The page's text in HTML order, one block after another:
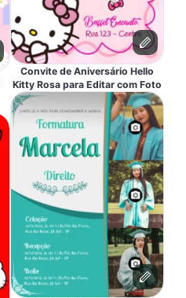
Convite de Aniversário Hello
Kitty Rosa para Editar com Foto